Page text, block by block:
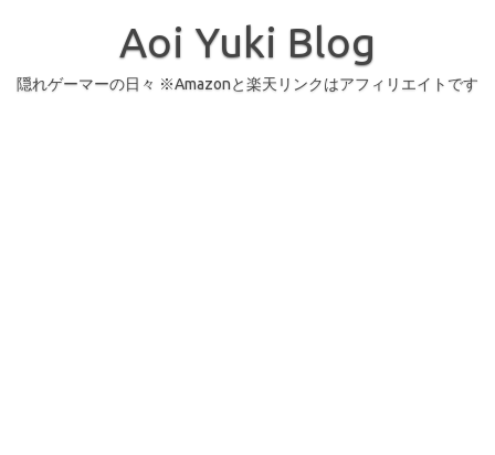
Aoi Yuki Blog
隠れゲーマーの日々 ※Amazonと楽天リンクはアフィリエイトです